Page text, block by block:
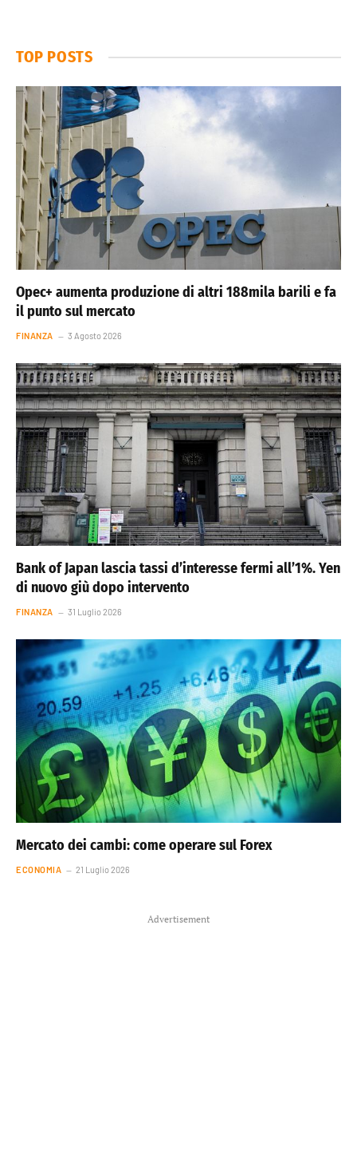
TOP POSTS
Opec+ aumenta produzione di altri 188mila barili e fa
il punto sul mercato
FINANZA 3 Agosto 2026
Bank of Japan lascia tassi d’interesse fermi all’1%. Yen
di nuovo giù dopo intervento
FINANZA 31 Luglio 2026
Mercato dei cambi: come operare sul Forex
ECONOMIA 21 Luglio 2026
Advertisement